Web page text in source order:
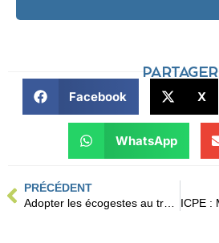
PARTAGER
Facebook X
WhatsApp
PRÉCÉDENT